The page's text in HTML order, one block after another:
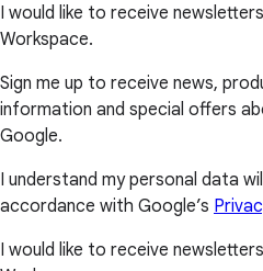
I would like to receive
Workspace.
Sign me up to receive news,
information and special offers
Google.
I understand my personal data
accordance with Google’s
I would like to receive